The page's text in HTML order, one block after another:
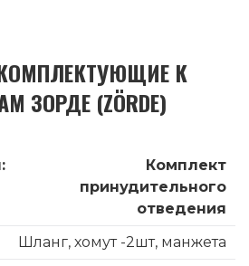
К
ЗОРДЕ (ZÖRDE)
Комплект
принудительного
отведения
Шланг, хомут -2шт, манжета